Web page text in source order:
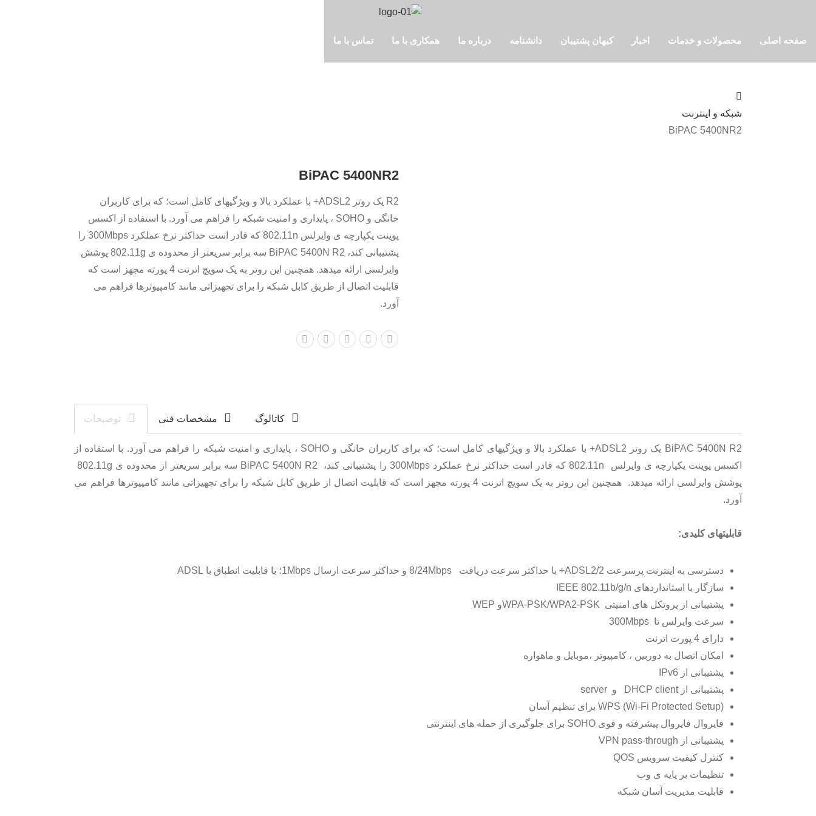
صفحه اصلی محصولات و خدمات اخبار کیهان پشتیبان دانشنامه درباره ما همکاری با ما تماس با ما
شبکه و اینترنت
BiPAC 5400NR2
BiPAC 5400NR2
R2 یک روتر ADSL2+ با عملکرد بالا و ویژگیهای کامل است؛ که برای کاربران
خانگی و SOHO ، پایداری و امنیت شبکه را فراهم می آورد. با استفاده از اکسس
پوینت یکپارچه ی وایرلس 802.11n که قادر است حداکثر نرخ عملکرد 300Mbps را
پشتیبانی کند، BiPAC 5400N R2 سه برابر سریعتر از محدوده ی 802.11g پوشش
وایرلسی ارائه میدهد. همچنین این روتر به یک سویچ اترنت 4 پورته مجهز است که
قابلیت اتصال از طریق کابل شبکه را برای تجهیزاتی مانند کامپیوترها فراهم می
آورد.
توضیحات مشخصات فنی کاتالوگ
BiPAC 5400N R2 یک روتر ADSL2+ با عملکرد بالا و ویژگیهای کامل است؛ که برای کاربران خانگی و SOHO ، پایداری و امنیت شبکه را فراهم می آورد. با استفاده از
اکسس پوینت یکپارچه ی وایرلس 802.11n که قادر است حداکثر نرخ عملکرد 300Mbps را پشتیبانی کند، BiPAC 5400N R2 سه برابر سریعتر از محدوده ی 802.11g
پوشش وایرلسی ارائه میدهد. همچنین این روتر به یک سویچ اترنت 4 پورته مجهز است که قابلیت اتصال از طریق کابل شبکه را برای تجهیزاتی مانند کامپیوترها فراهم می
آورد.
قابلیتهای کلیدی:
دسترسی به اینترنت پرسرعت ADSL2/2+ با حداکثر سرعت دریافت 8/24Mbps و حداکثر سرعت ارسال 1Mbps؛ با قابلیت انطباق با ADSL
سازگار با استانداردهای IEEE 802.11b/g/n
پشتیبانی از پروتکل های امنیتی WPA-PSK/WPA2-PSKو WEP
سرعت وایرلس تا 300Mbps
دارای 4 پورت اترنت
امکان اتصال به دوربین ، کامپیوتر ،موبایل و ماهواره
پشتیبانی از IPv6
پشتیبانی از DHCP client و server
WPS (Wi-Fi Protected Setup) برای تنظیم آسان
فایروال فایروال پیشرفته و قوی SOHO برای جلوگیری از حمله های اینترنتی
پشتیبانی از VPN pass-through
کنترل کیفیت سرویس QOS
تنظیمات بر پایه ی وب
قابلیت مدیریت آسان شبکه